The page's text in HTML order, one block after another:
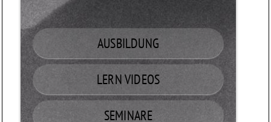
AUSBILDUNG
LERN VIDEOS
SEMINARE